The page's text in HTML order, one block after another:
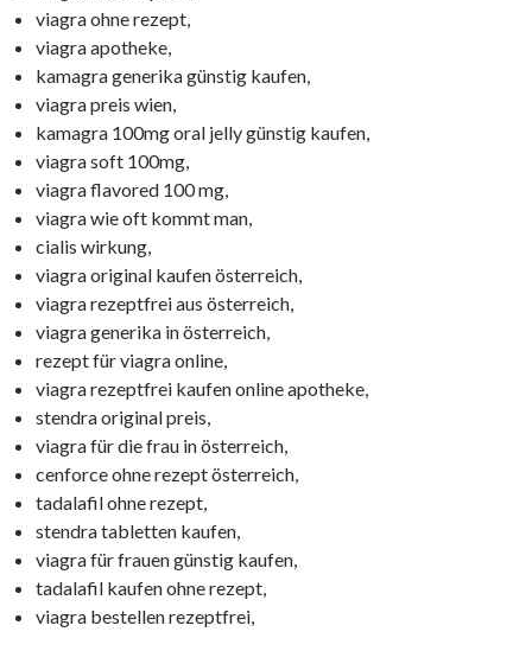
viagra ohne rezept,
viagra apotheke,
kamagra generika günstig kaufen,
viagra preis wien,
kamagra 100mg oral jelly günstig kaufen,
viagra soft 100mg,
viagra flavored 100 mg,
viagra wie oft kommt man,
cialis wirkung,
viagra original kaufen österreich,
viagra rezeptfrei aus österreich,
viagra generika in österreich,
rezept für viagra online,
viagra rezeptfrei kaufen online apotheke,
stendra original preis,
viagra für die frau in österreich,
cenforce ohne rezept österreich,
tadalafil ohne rezept,
stendra tabletten kaufen,
viagra für frauen günstig kaufen,
tadalafil kaufen ohne rezept,
viagra bestellen rezeptfrei,